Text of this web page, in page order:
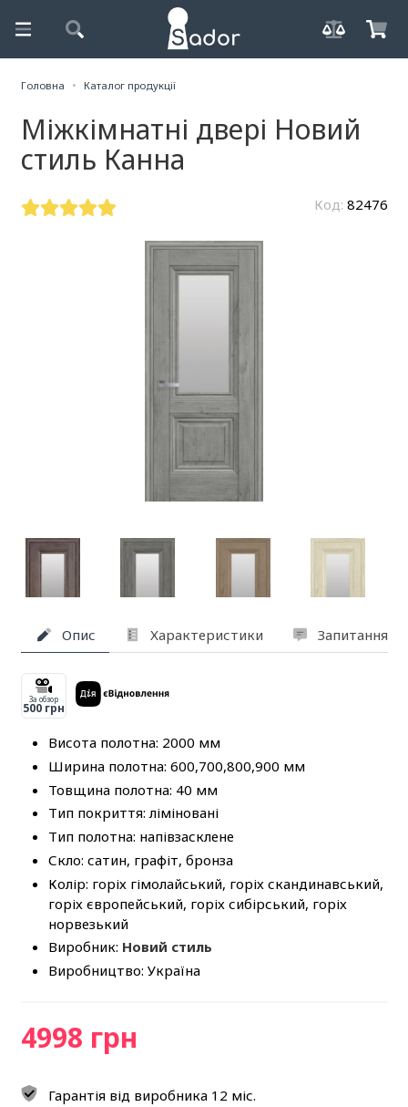
Головна Каталог продукції
Міжкімнатні двері Новий
стиль Канна
Код: 82476
Опис Характеристики Запитання
За обзор
500 грн
Висота полотна: 2000 мм
Ширина полотна: 600,700,800,900 мм
Товщина полотна: 40 мм
Тип покриття: ліміновані
Тип полотна: напівзасклене
Скло: сатин, графіт, бронза
Колір: горіх гімолайський, горіх скандинавський,
горіх європейський, горіх сибірський, горіх
норвезький
Виробник: Новий стиль
Виробництво: Україна
4998 грн
Гарантія від виробника 12 міс.